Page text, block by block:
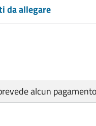
da allegare
alcun pagamento